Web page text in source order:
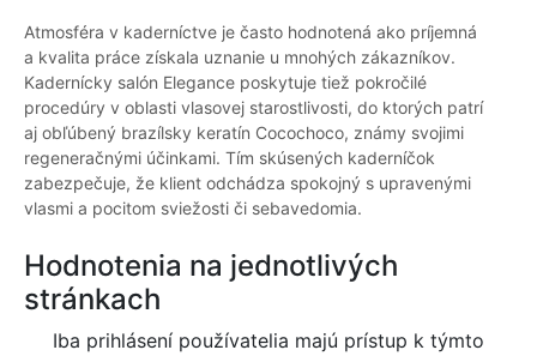
Atmosféra v kaderníctve je často hodnotená ako príjemná
a kvalita práce získala uznanie u mnohých zákazníkov.
Kadernícky salón Elegance poskytuje tiež pokročilé
procedúry v oblasti vlasovej starostlivosti, do ktorých patrí
aj obľúbený brazílsky keratín Cocochoco, známy svojimi
regeneračnými účinkami. Tím skúsených kaderníčok
zabezpečuje, že klient odchádza spokojný s upravenými
vlasmi a pocitom sviežosti či sebavedomia.
Hodnotenia na jednotlivých
stránkach
Iba prihlásení používatelia majú prístup k týmto